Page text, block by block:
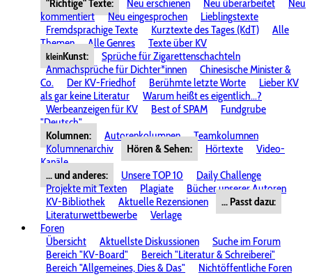
"Richtige" Texte:
Neu erschienen Neu überarbeitet
Neu
kommentiert
Neu eingesprochen
Lieblingstexte
Fremdsprachige Texte
Kurztexte des Tages (KdT)
Alle
Themen
Alle Genres Texte über KV
kleinKunst:
Sprüche für Zigarettenschachteln
Anmachsprüche für Dichter*innen
Chinesische Minister &
Co.
Der KV-Friedhof Berühmte letzte Worte
Lieber KV
als gar keine Literatur
Warum heißt es eigentlich...?
Werbeanzeigen für KV
Best of SPAM
Fundgrube
"Deutsch"
Kolumnen:
Autorenkolumnen
Teamkolumnen
Kolumnenarchiv
Hören & Sehen: Hörtexte
Video-
Kanäle
... und anderes:
Unsere TOP 10
Daily Challenge
Projekte mit Texten
Plagiate
Bücher unserer Autoren
KV-Bibliothek
Aktuelle Rezensionen
... Passt dazu:
Literaturwettbewerbe
Verlage
Foren
Übersicht
Aktuellste Diskussionen
Suche im Forum
Bereich "KV-Board"
Bereich "Literatur & Schreiberei"
Bereich "Allgemeines, Dies & Das"
Nichtöffentliche Foren